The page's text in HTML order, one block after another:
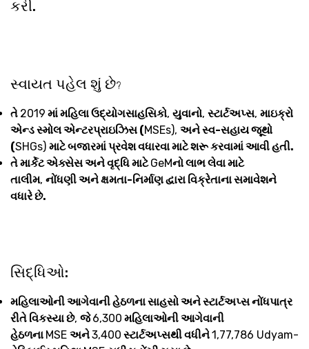
કરી.
સ્વાયત પહેલ શું છે?
તે 2019 માં મહિલા ઉદ્યોગસાહસિકો, યુવાનો, સ્ટાર્ટઅપ્સ, માઇક્રો
એન્ડ સ્મોલ એન્ટરપ્રાઇઝિસ (MSEs), અને સ્વ-સહાય જૂથો
(SHGs) માટે બજારમાં પ્રવેશ વધારવા માટે શરૂ કરવામાં આવી હતી.
તે માર્કેટ એક્સેસ અને વૃદ્ધિ માટેGeMનો લાભ લેવા માટે
તાલીમ, નોંધણી અને ક્ષમતા-નિર્માણ દ્વારા વિક્રેતાના સમાવેશને
વધારે છે.
સિદ્ધિઓ:
મહિલાઓની આગેવાની હેઠળના સાહસો અને સ્ટાર્ટઅપ્સ નોંધપાત્ર
રીતે વિકસ્યા છે, જે6,300 મહિલાઓની આગેવાની
હેઠળના MSE અને3,400 સ્ટાર્ટઅપ્સથી વધીને1,77,786 Udyam-